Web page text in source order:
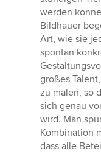
werden
Bildhauer
Art, wie sie
spontan
großes
zu malen, so
sich genau
wird. Man
Kombination
dass alle